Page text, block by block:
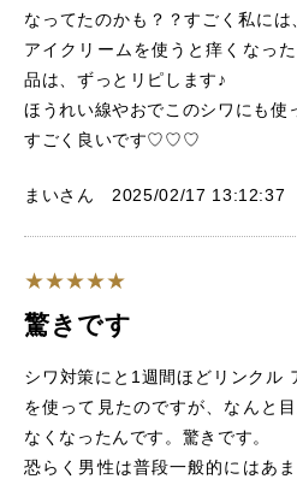
なってたのかも？？すごく私に
アイクリームを使うと痒くなっ
品は、ずっとリピします♪
ほうれい線やおでこのシワにも
すごく良いです♡♡♡
まいさん 2025/02/17 13:12:37
驚きです
シワ対策にと1週間ほどリンクル
を使って見たのですが、なんと
なくなったんです。驚きです。
恐らく男性は普段一般的にはあ